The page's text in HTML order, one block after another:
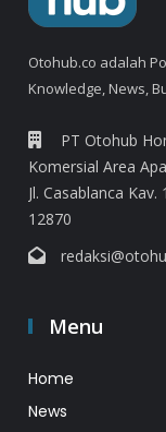
Otohub.co adalah
Knowledge, News,
PT Otohub
Komersial Area
Jl. Casablanca
12870
Menu
Home
News